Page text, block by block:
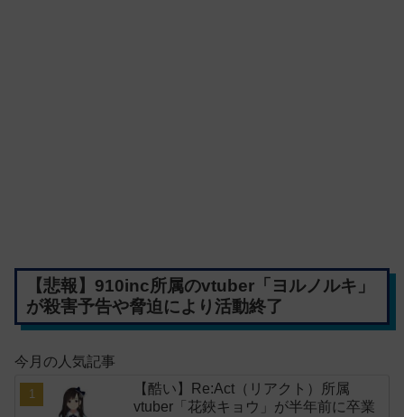
【悲報】910inc所属のvtuber「ヨルノルキ」
が殺害予告や脅迫により活動終了
今月の人気記事
【酷い】Re:Act（リアクト）所属
vtuber「花鋏キョウ」が半年前に卒業